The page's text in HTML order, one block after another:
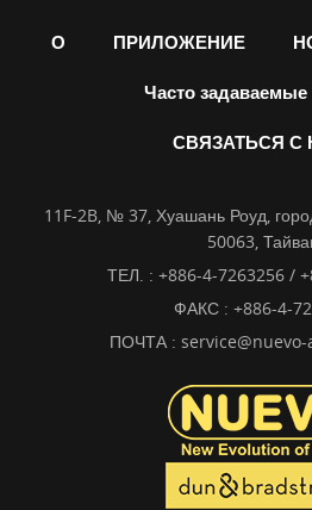
О ПРИЛОЖЕНИЕ
Часто
СВЯЗАТЬСЯ С
11F-2B, № 37, Хуашань Роуд,
50063,
ТЕЛ. : +886-4-7263256 /
ФАКС : +886-4-
ПОЧТА :